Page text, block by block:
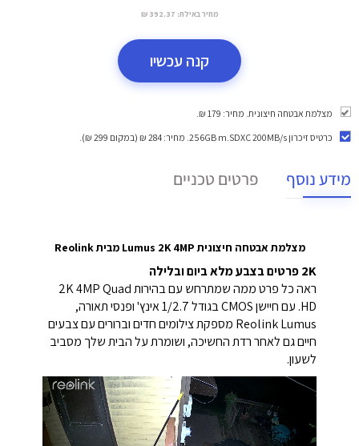
מחיר באילת: 392.37 ₪
קנה עכשיו
מצלמת אבטחה חיצונית. מחיר: 179 ₪.
כרטיס זיכרון 256GB m.SDXC 200MB/s
. מחיר: 284 ₪ (במקום 299 ₪).
מידע נוסף פרטים טכניים
מצלמת אבטחה חיצונית Lumus 2K 4MP מבית Reolink
2K פרטים בצבע מלא ביום ובלילה
ראה כל פרט ממה שמתרחש עם בהירות 2K 4MP Quad
HD. עם חיישן CMOS בגודל 1/2.7 אינץ' ופנסי תאורה,
Reolink Lumus מספקת צילומים חדים וברורים עם צבעים
חיים גם לאחר רדת החשיכה, ושומרת על הבית שלך מסביב
לשעון.